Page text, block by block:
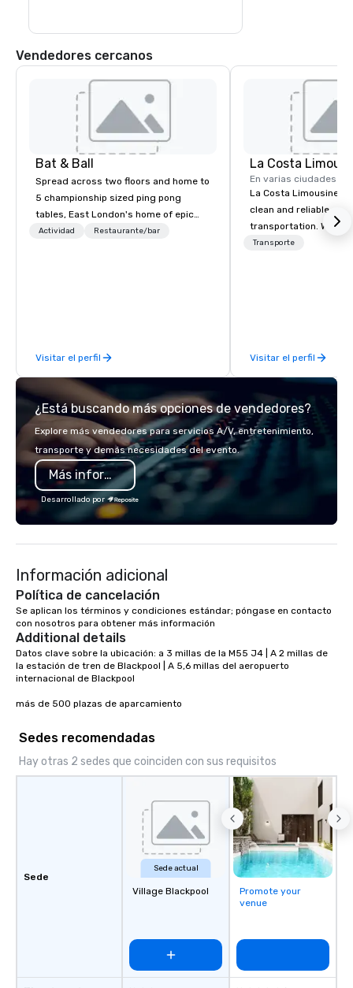
Vendedores cercanos
Bat & Ball
Spread across two floors and home to
5 championship sized ping pong
tables, East London's home of epic
parties!
Actividad Restaurante/bar
Visitar el perfil
La Costa
En varias ciudades
La Costa Limousine
clean and reliable
transportation. We
with highly trained
late model luxury
highly experienced
you will know quality
with La Costa
Transporte
Visitar el perfil
¿Está buscando más opciones de vendedores?
Explore más vendedores para servicios A/V, entretenimiento,
transporte y demás necesidades del evento.
Más información
Desarrollado por
Información adicional
Política de cancelación
Se aplican los términos y condiciones estándar; póngase en contacto
con nosotros para obtener más información
Additional details
Datos clave sobre la ubicación: a 3 millas de la M55 J4 | A 2 millas de
la estación de tren de Blackpool | A 5,6 millas del aeropuerto
internacional de Blackpool
más de 500 plazas de aparcamiento
Sedes recomendadas
Hay otras 2 sedes que coinciden con sus requisitos
Sede
Sede actual
Village Blackpool
Promote your
venue